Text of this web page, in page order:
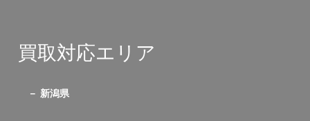
買取対応エリア
新潟県